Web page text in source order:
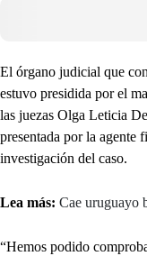
El órgano judicial que
estuvo presidida por el
las juezas Olga Leticia
presentada por la agente
investigación del caso.
Lea más: Cae uruguayo
“Hemos podido